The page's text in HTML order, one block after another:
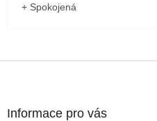
+ Spokojená
Informace pro vás